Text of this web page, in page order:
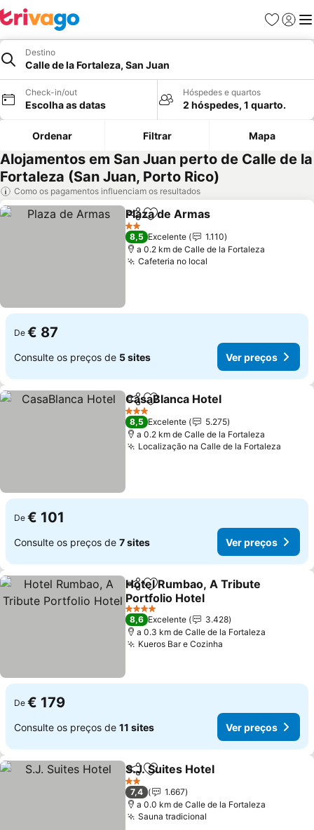
Favoritos
Iniciar
Destino
Calle de la Fortaleza, San Juan
Check-in/out
Escolha as datas
Hóspedes e quartos
2 hóspedes, 1 quarto.
Ordenar Filtrar Mapa
Alojamentos em San Juan perto de Calle de la
Fortaleza (San Juan, Porto Rico)
Como os pagamentos influenciam os resultados
PartilharAdicionar aos favoritos
Plaza de Armas
2 Estrelas
8,5 Excelente
1.110
a 0.2 km de Calle de la Fortaleza
Cafeteria no local
De € 87
Consulte os preços de 5 sites Ver preços
PartilharAdicionar aos favoritos
CasaBlanca Hotel
3 Estrelas
8,5 Excelente
5.275
a 0.2 km de Calle de la Fortaleza
Localização na Calle de la Fortaleza
De € 101
Consulte os preços de 7 sites Ver preços
PartilharAdicionar aos favoritos
Hotel Rumbao, A Tribute
Portfolio Hotel
Ver preços
4 Estrelas
8,6 Excelente
3.428
a 0.3 km de Calle de la Fortaleza
Kueros Bar e Cozinha
De € 179
Consulte os preços de 11 sites Ver preços
PartilharAdicionar aos favoritos
S.J. Suites Hotel
2 Estrelas
7,4
1.667
a 0.0 km de Calle de la Fortaleza
Sauna tradicional